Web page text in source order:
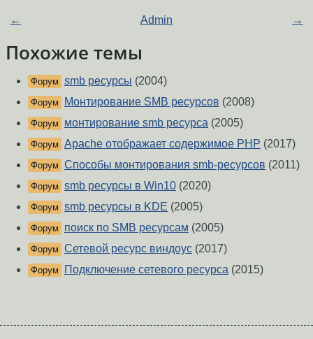
← Admin →
Похожие темы
Форум smb ресурсы (2004)
Форум Монтирование SMB ресурсов (2008)
Форум монтирование smb ресурса (2005)
Форум Apache отображает содержимое PHP (2017)
Форум Способы монтирования smb-ресурсов (2011)
Форум smb ресурсы в Win10 (2020)
Форум smb ресурсы в KDE (2005)
Форум поиск по SMB ресурсам (2005)
Форум Сетевой ресурс виндоус (2017)
Форум Подключение сетевого ресурса (2015)